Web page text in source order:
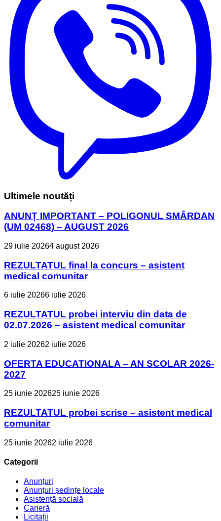
Ultimele noutăți
ANUNȚ IMPORTANT – POLIGONUL SMÂRDAN
(UM 02468) – AUGUST 2026
29 iulie 20264 august 2026
REZULTATUL final la concurs – asistent
medical comunitar
6 iulie 20266 iulie 2026
REZULTATUL probei interviu din data de
02.07.2026 – asistent medical comunitar
2 iulie 20262 iulie 2026
OFERTA EDUCATIONALA – AN SCOLAR 2026-
2027
25 iunie 202625 iunie 2026
REZULTATUL probei scrise – asistent medical
comunitar
25 iunie 20262 iulie 2026
Categorii
Anunțuri
Anunțuri ședințe locale
Asistență socială
Carieră
Licitații